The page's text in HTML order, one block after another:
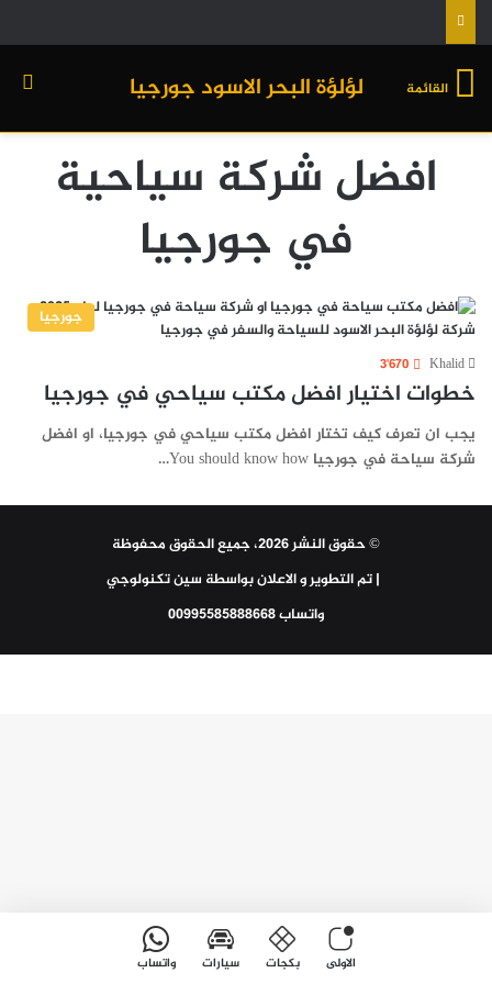
لؤلؤة البحر الاسود جورجيا القائمة
افضل شركة سياحية
في جورجيا
جورجيا
Khalid 3٬670
خطوات اختيار افضل مكتب سياحي في جورجيا
يجب ان تعرف كيف تختار افضل مكتب سياحي في جورجيا، او افضل
شركة سياحة في جورجيا You should know how…
© حقوق النشر 2026، جميع الحقوق محفوظة
| تم التطوير و الاعلان بواسطة سين تكنولوجي
واتساب 00995585888668
الاولى بكجات سيارات واتساب